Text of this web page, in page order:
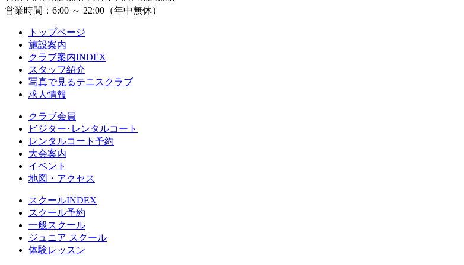
営業時間：6:00 ～ 22:00（年中無休）
トップページ
施設案内
クラブ案内INDEX
スタッフ紹介
写真で見るテニスクラブ
求人情報
クラブ会員
ビジター･レンタルコート
レンタルコート予約
大会案内
イベント
地図・アクセス
スクールINDEX
スクール予約
一般スクール
ジュニア スクール
体験レッスン